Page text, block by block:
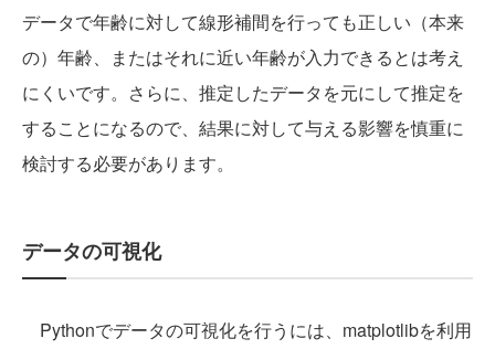
データで年齢に対して線形補間を行っても正しい（本来
の）年齢、またはそれに近い年齢が入力できるとは考え
にくいです。さらに、推定したデータを元にして推定を
することになるので、結果に対して与える影響を慎重に
検討する必要があります。
データの可視化
Pythonでデータの可視化を行うには、matplotlibを利用